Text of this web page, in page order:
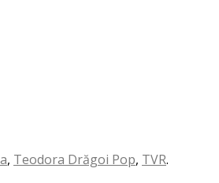
, Teodora Drăgoi Pop, TVR.